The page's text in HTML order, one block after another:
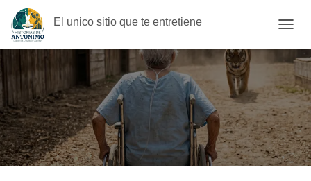
El unico sitio que te entretiene
A
M
I
R
M
O
D
O